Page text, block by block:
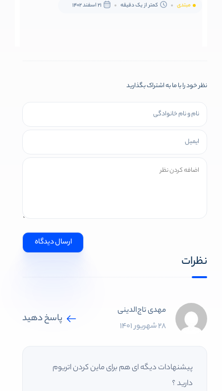
مبتدی کمتر از یک دقیقه 21 اسفند 1402
نظر خود را با ما به اشتراک بگذارید
نظرات
مهدی تاج‌الدینی
28 شهریور 1401
پاسخ دهید
پیشنهادات دیگه ای هم برای ماین کردن اتریوم
دارید ؟